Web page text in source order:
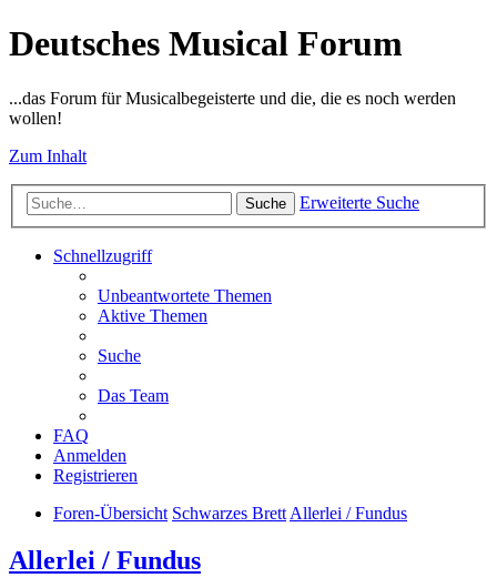
Deutsches Musical Forum
...das Forum für Musicalbegeisterte und die, die es noch werden
wollen!
Zum Inhalt
Suche Erweiterte Suche
Schnellzugriff
Unbeantwortete Themen
Aktive Themen
Suche
Das Team
FAQ
Anmelden
Registrieren
Foren-Übersicht Schwarzes BrettAllerlei / Fundus
Allerlei / Fundus